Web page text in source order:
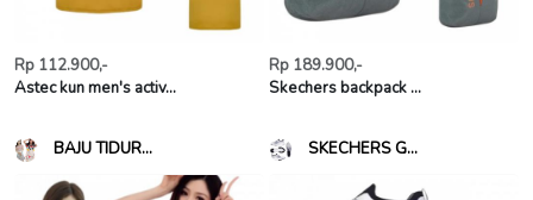
Rp 112.900,-
Astec kun men's activ...
Rp 189.900,-
Skechers backpack ...
BAJU TIDUR... SKECHERS G...